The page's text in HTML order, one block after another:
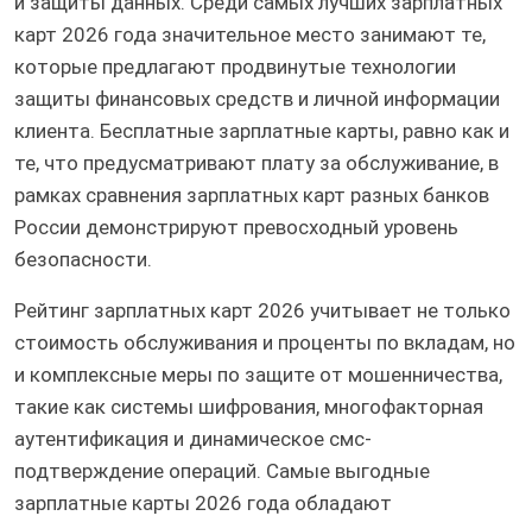
карт 2026 года значительное место занимают те,
которые предлагают продвинутые технологии
защиты финансовых средств и личной информации
клиента. Бесплатные зарплатные карты, равно как и
те, что предусматривают плату за обслуживание, в
рамках сравнения зарплатных карт разных банков
России демонстрируют превосходный уровень
безопасности.
Рейтинг зарплатных карт 2026 учитывает не только
стоимость обслуживания и проценты по вкладам, но
и комплексные меры по защите от мошенничества,
такие как системы шифрования, многофакторная
аутентификация и динамическое смс-
подтверждение операций. Самые выгодные
зарплатные карты 2026 года обладают